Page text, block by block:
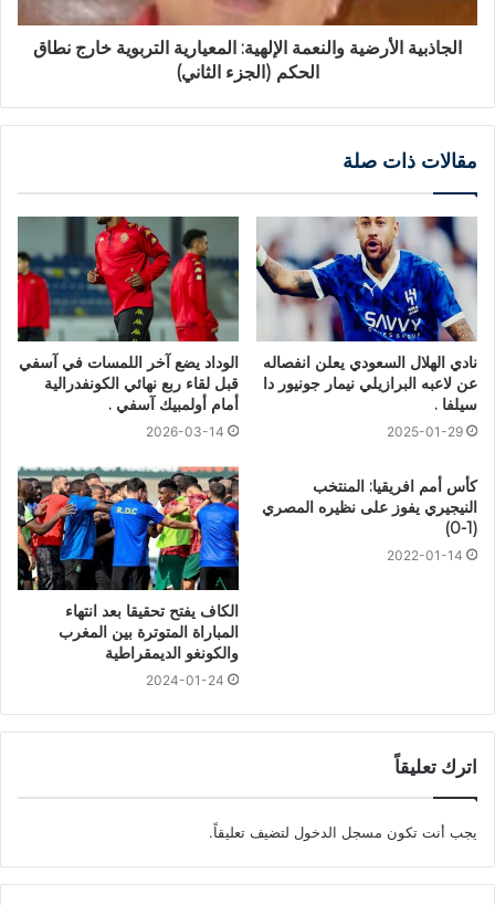
الجاذبية الأرضية والنعمة الإلهية: المعيارية التربوية خارج نطاق
الحكم (الجزء الثاني)
مقالات ذات صلة
نادي الهلال السعودي يعلن انفصاله
عن لاعبه البرازيلي نيمار جونيور دا
سيلفا .
2025-01-29
الوداد يضع آخر اللمسات في آسفي
قبل لقاء ربع نهائي الكونفدرالية
أمام أولمبيك آسفي .
2026-03-14
كأس أمم افريقيا: المنتخب
النيجيري يفوز على نظيره المصري
(1-0)
2022-01-14
الكاف يفتح تحقيقا بعد انتهاء
المباراة المتوترة بين المغرب
والكونغو الديمقراطية
2024-01-24
اترك تعليقاً
يجب أنت تكون مسجل الدخول لتضيف تعليقاً.